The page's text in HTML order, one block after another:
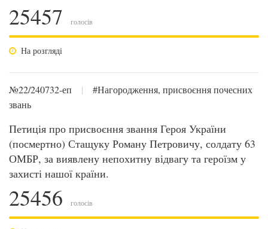
25457 голосів
На розгляді
№22/240732-еп |
#Нагородження, присвоєння почесних
звань
Петиція про присвоєння звання Героя України
(посмертно) Стащуку Роману Петровичу, солдату 63
ОМБР, за виявлену непохитну відвагу та героїзм у
захисті нашої країни.
25456 голосів